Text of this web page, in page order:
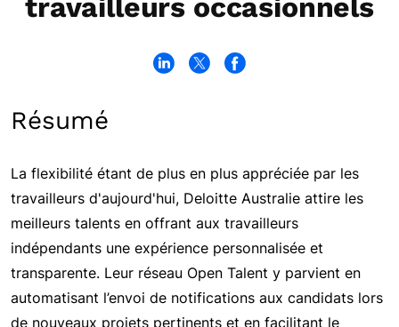
travailleurs occasionnels
Résumé
La flexibilité étant de plus en plus appréciée par les
travailleurs d'aujourd'hui, Deloitte Australie attire les
meilleurs talents en offrant aux travailleurs
indépendants une expérience personnalisée et
transparente. Leur réseau Open Talent y parvient en
automatisant l’envoi de notifications aux candidats lors
de nouveaux projets pertinents et en facilitant le